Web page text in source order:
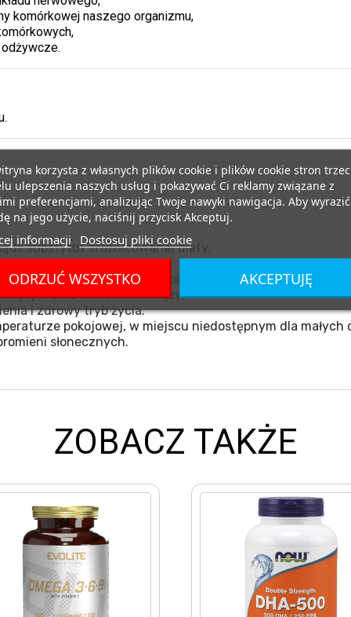
komórkowej naszego organizmu,
substytut zróżnicowanej diety.
spożycia.
ze składników produktu.
oraz kobietom w ciąży.
i zdrowy tryb życia.
pokojowej, w miejscu niedostępnym dla małych
słonecznych.
ZOBACZ TAKŻE
korzysta z własnych plików cookie i plików cookie stron
ulepszenia naszych usług i pokazywać Ci reklamy związane z
preferencjami, analizując Twoje nawyki nawigacja. Aby wyrazić
na jego użycie, naciśnij przycisk Akceptuj.
informacji Dostosuj pliki cookie
ODRZUĆ WSZYSTKO AKCEPTUJĘ